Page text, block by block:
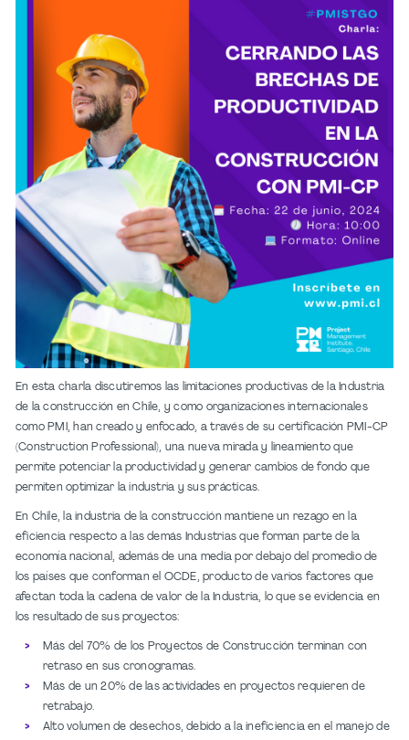
En esta charla discutiremos las limitaciones productivas de la Industria
de la construcción en Chile, y como organizaciones internacionales
como PMI, han creado y enfocado, a través de su certificación PMI-CP
(Construction Professional), una nueva mirada y lineamiento que
permite potenciar la productividad y generar cambios de fondo que
permiten optimizar la industria y sus prácticas.
En Chile, la industria de la construcción mantiene un rezago en la
eficiencia respecto a las demás Industrias que forman parte de la
economía nacional, además de una media por debajo del promedio de
los países que conforman el OCDE, producto de varios factores que
afectan toda la cadena de valor de la Industria, lo que se evidencia en
los resultado de sus proyectos:
Más del 70% de los Proyectos de Construcción terminan con
retraso en sus cronogramas.
Más de un 20% de las actividades en proyectos requieren de
retrabajo.
Alto volumen de desechos, debido a la ineficiencia en el manejo de